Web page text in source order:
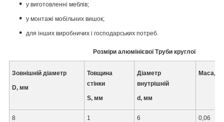
у виготовленні меблів;
у монтажі мобільних вишок;
для інших виробничих і господарських потреб.
Розміри алюмінієвої Труби круглої
Зовнішній діаметр
D, мм
Товщина
стінки
S, мм
Діаметр
внутрішній
d, мм
Маса,
8 1 6 0,06